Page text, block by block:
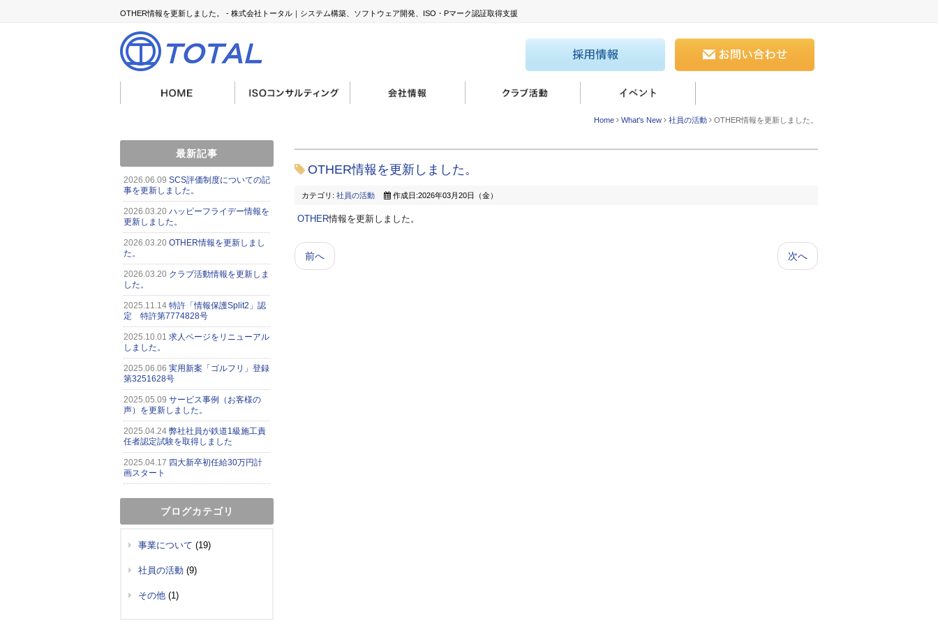
OTHER情報を更新しました。 - 株式会社トータル｜システム構築、ソフトウェア開発、ISO・Pマーク認証取得支援
最新記事
2026.06.09 SCS評価制度についての記
事を更新しました。
2026.03.20 ハッピーフライデー情報を
更新しました。
2026.03.20 OTHER情報を更新しまし
た。
2026.03.20 クラブ活動情報を更新しま
した。
2025.11.14 特許「情報保護Split2」認
定 特許第7774828号
2025.10.01 求人ページをリニューアル
しました。
2025.06.06 実用新案「ゴルフリ」登録
第3251628号
2025.05.09 サービス事例（お客様の
声）を更新しました。
2025.04.24 弊社社員が鉄道1級施工責
任者認定試験を取得しました
2025.04.17 四大新卒初任給30万円計
画スタート
ブログカテゴリ
事業について (19)
社員の活動 (9)
その他 (1)
Home What's New 社員の活動 OTHER情報を更新しました。
OTHER情報を更新しました。
カテゴリ: 社員の活動 作成日:2026年03月20日（金）
OTHER情報を更新しました。
前へ 次へ